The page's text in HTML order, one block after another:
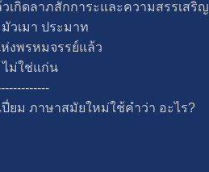
ดลาภสักการะและความสรรเสริญ
เมา ประมาท
รหมจรรย์แล้ว
ม่ใช่แก่น
ภาษาสมัยใหม่ใช้คำว่า อะไร?